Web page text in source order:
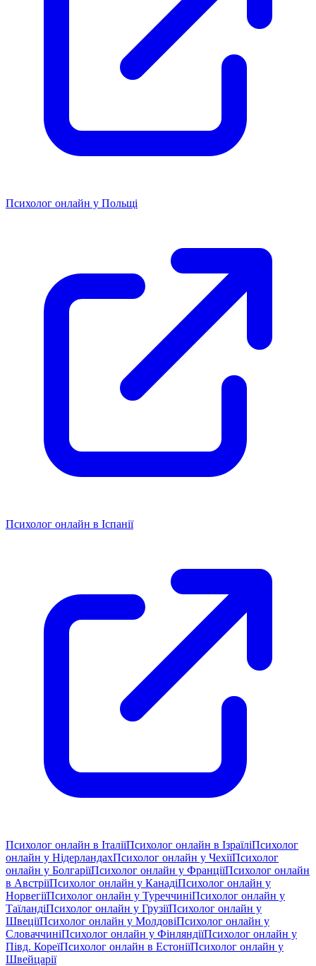
Психолог онлайн у Польщі
Психолог онлайн в Іспанії
Психолог онлайн в ІталіїПсихолог онлайн в ІзраїліПсихолог
онлайн у НідерландахПсихолог онлайн у ЧехіїПсихолог
онлайн у БолгаріїПсихолог онлайн у ФранціїПсихолог онлайн
в АвстріїПсихолог онлайн у КанадіПсихолог онлайн у
НорвегіїПсихолог онлайн у ТуреччиніПсихолог онлайн у
ТаїландіПсихолог онлайн у ГрузіїПсихолог онлайн у
ШвеціїПсихолог онлайн у МолдовіПсихолог онлайн у
СловаччиніПсихолог онлайн у ФінляндіїПсихолог онлайн у
Півд. КореїПсихолог онлайн в ЕстоніїПсихолог онлайн у
Швейцарії